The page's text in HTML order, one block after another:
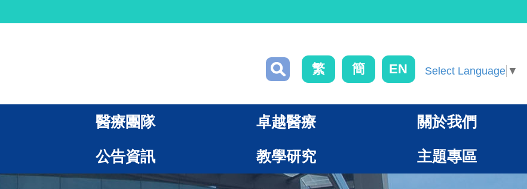
繁 簡 EN Select Language ▼
醫療團隊 卓越醫療 關於我們
公告資訊 教學研究 主題專區